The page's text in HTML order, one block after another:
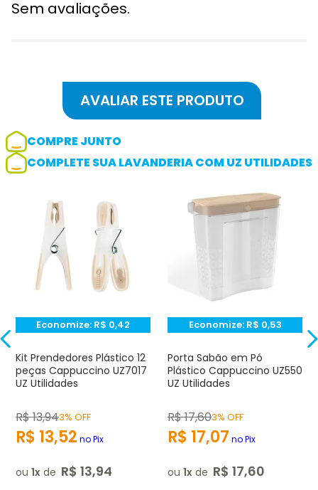
Adicionar avaliação
Avaliação
Avalie o produto de 1 até 5 estrelas
★ ★★ ☆☆
Endereço de e-mail
Escrever avaliação
Sem avaliações.
COMPRE JUNTO
COMPLETE SUA LAVANDERIA COM UZ UTILIDADES
Economize: R$ 0,42
Kit Prendedores Plástico 12
peças Cappuccino UZ7017
UZ Utilidades
R$13,943% OFF
R$ 13,52 no Pix
ou 1 de R$ 13,94
Economize: R$ 0,53
Porta Sabão em Pó
Plástico Cappuccino UZ550
UZ Utilidades
R$17,603% OFF
R$ 17,07 no Pix
ou 1 de R$ 17,60